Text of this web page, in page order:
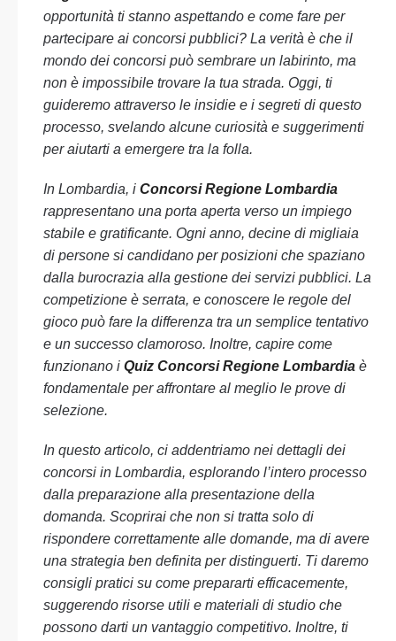
opportunità ti stanno aspettando e come fare per
partecipare ai concorsi pubblici? La verità è che il
mondo dei concorsi può sembrare un labirinto, ma
non è impossibile trovare la tua strada. Oggi, ti
guideremo attraverso le insidie e i segreti di questo
processo, svelando alcune curiosità e suggerimenti
per aiutarti a emergere tra la folla.
In Lombardia, i Concorsi Regione Lombardia
rappresentano una porta aperta verso un impiego
stabile e gratificante. Ogni anno, decine di migliaia
di persone si candidano per posizioni che spaziano
dalla burocrazia alla gestione dei servizi pubblici. La
competizione è serrata, e conoscere le regole del
gioco può fare la differenza tra un semplice tentativo
e un successo clamoroso. Inoltre, capire come
funzionano i Quiz Concorsi Regione Lombardia è
fondamentale per affrontare al meglio le prove di
selezione.
In questo articolo, ci addentriamo nei dettagli dei
concorsi in Lombardia, esplorando l’intero processo
dalla preparazione alla presentazione della
domanda. Scoprirai che non si tratta solo di
rispondere correttamente alle domande, ma di avere
una strategia ben definita per distinguerti. Ti daremo
consigli pratici su come prepararti efficacemente,
suggerendo risorse utili e materiali di studio che
possono darti un vantaggio competitivo. Inoltre, ti